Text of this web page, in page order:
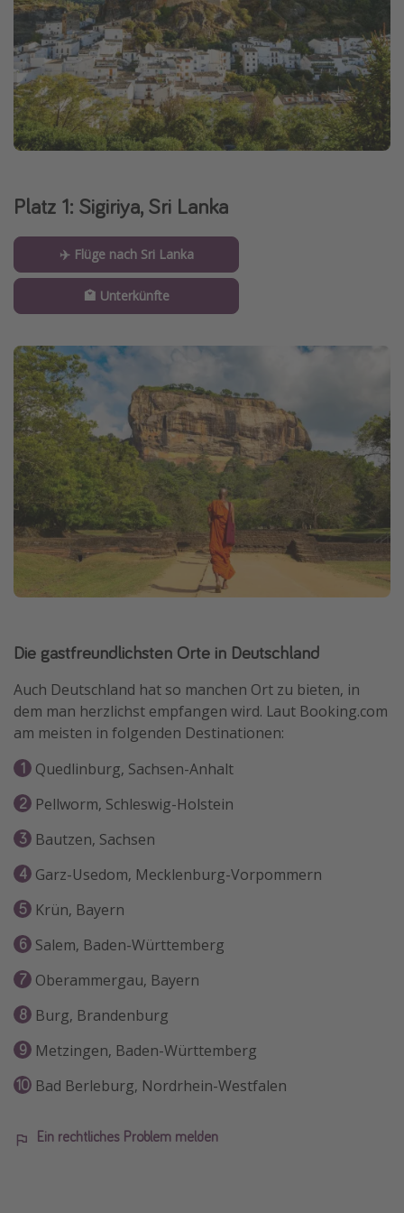
Platz 1: Sigiriya, Sri Lanka
✈️ Flüge nach Sri Lanka
🏩 Unterkünfte
Die gastfreundlichsten Orte in Deutschland
Auch Deutschland hat so manchen Ort zu bieten, in
dem man herzlichst empfangen wird. Laut Booking.com
am meisten in folgenden Destinationen:
Quedlinburg, Sachsen-Anhalt
Pellworm, Schleswig-Holstein
Bautzen, Sachsen
Garz-Usedom, Mecklenburg-Vorpommern
Krün, Bayern
Salem, Baden-Württemberg
Oberammergau, Bayern
Burg, Brandenburg
Metzingen, Baden-Württemberg
Bad Berleburg, Nordrhein-Westfalen
Ein rechtliches Problem melden